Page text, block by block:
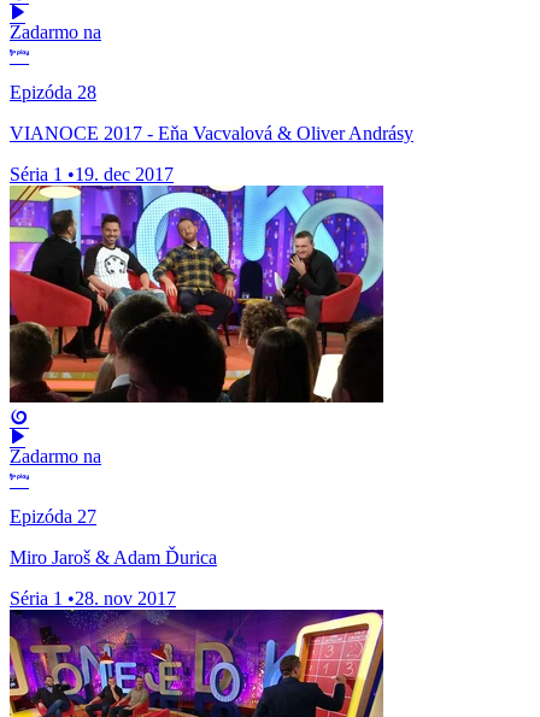
Zadarmo na
Epizóda 28
VIANOCE 2017 - Eňa Vacvalová & Oliver Andrásy
Séria 1 •19. dec 2017
Zadarmo na
Epizóda 27
Miro Jaroš & Adam Ďurica
Séria 1 •28. nov 2017